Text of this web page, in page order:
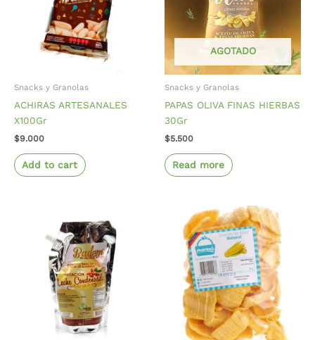
Snacks y Granolas
ACHIRAS ARTESANALES
X100Gr
$9.000
Add to cart
AGOTADO
Snacks y Granolas
PAPAS OLIVA FINAS HIERBAS
30Gr
$5.500
Read more